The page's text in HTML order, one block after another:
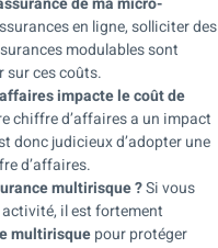
en ligne, solliciter des
modulables sont
sur ces coûts.
impacte le coût de
chiffre d’affaires a un impact
donc judicieux d’adopter une
d’affaires.
multirisque ?Si vous
activité, il est fortement
multirisquepour protéger